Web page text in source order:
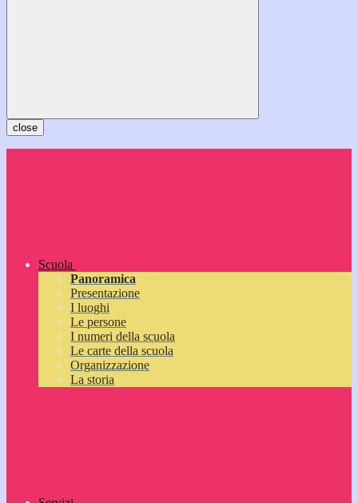
close
Scuola
Panoramica
Presentazione
I luoghi
Le persone
I numeri della scuola
Le carte della scuola
Organizzazione
La storia